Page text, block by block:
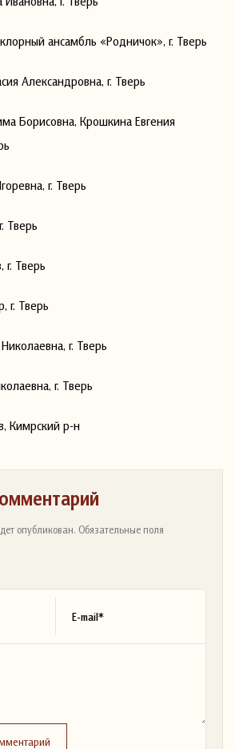
ансамбль «Родничок», г. Тверь
Александровна, г. Тверь
Борисовна, Крошкина Евгения
г. Тверь
Тверь
г. Тверь
г. Тверь
г. Тверь
г. Тверь
Кимрский р-н
опубликован. Обязательные поля